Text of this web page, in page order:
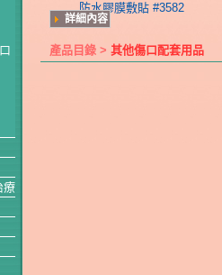
療
防水膠膜敷貼 #3582
詳細內容
產品目錄 > 其他傷口配套用品